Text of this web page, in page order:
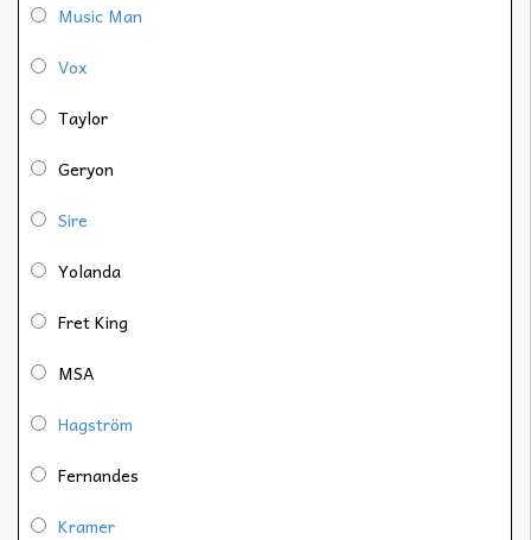
Music Man
Vox
Taylor
Geryon
Sire
Yolanda
Fret King
MSA
Hagström
Fernandes
Kramer